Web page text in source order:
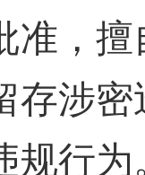
准，
存涉
规行为